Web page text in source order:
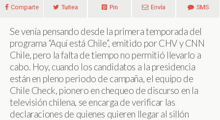
Comparte Tuitea Pin Envía SMS
Se venía pensando desde la primera temporada del
programa “Aquí está Chile”, emitido por CHV y CNN
Chile, pero la falta de tiempo no permitió llevarlo a
cabo. Hoy, cuando los candidatos a la presidencia
están en pleno periodo de campaña, el equipo de
Chile Check, pionero en chequeo de discurso en la
televisión chilena, se encarga de verificar las
declaraciones de quienes quieren llegar al sillón